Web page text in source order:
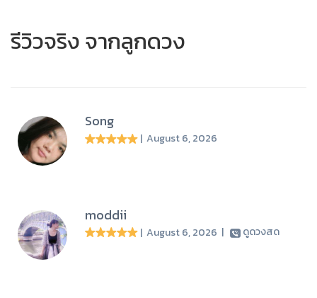
รีวิวจริง จากลูกดวง
Song
| August 6, 2026
moddii
| August 6, 2026 | ดูดวงสด